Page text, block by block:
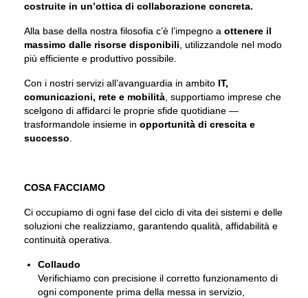
costruite in un’ottica di collaborazione concreta.
Alla base della nostra filosofia c’è l’impegno a ottenere il
massimo dalle risorse disponibili , utilizzandole nel modo
più efficiente e produttivo possibile.
Con i nostri servizi all’avanguardia in ambito IT,
comunicazioni, rete e mobilità , supportiamo imprese che
scelgono di affidarci le proprie sfide quotidiane —
trasformandole insieme in opportunità di crescita e
successo
COSA FACCIAMO
Ci occupiamo di ogni fase del ciclo di vita dei sistemi e delle
soluzioni che realizziamo, garantendo qualità, affidabilità e
continuità operativa.
Collaudo
Verifichiamo con precisione il corretto funzionamento di
ogni componente prima della messa in servizio,